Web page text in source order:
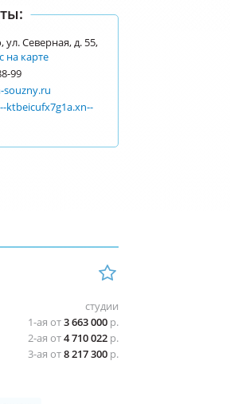
Северная, д. 55,
на карте
99
souzny.ru
ktbeicufx7g1a.xn--
студии
1-ая от3 663 000 р.
2-ая от4 710 022 р.
3-ая от8 217 300 р.